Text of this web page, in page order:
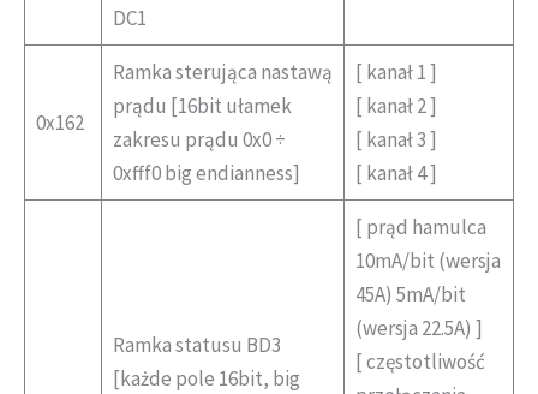
DC1
0x162
Ramka sterująca nastawą
prądu [16bit ułamek
zakresu prądu 0x0 ÷
0xfff0 big endianness]
[ kanał 1 ]
[ kanał 2 ]
[ kanał 3 ]
[ kanał 4 ]
Ramka statusu BD3
[każde pole 16bit, big
[ prąd hamulca
10mA/bit (wersja
45A) 5mA/bit
(wersja 22.5A) ]
[ częstotliwość